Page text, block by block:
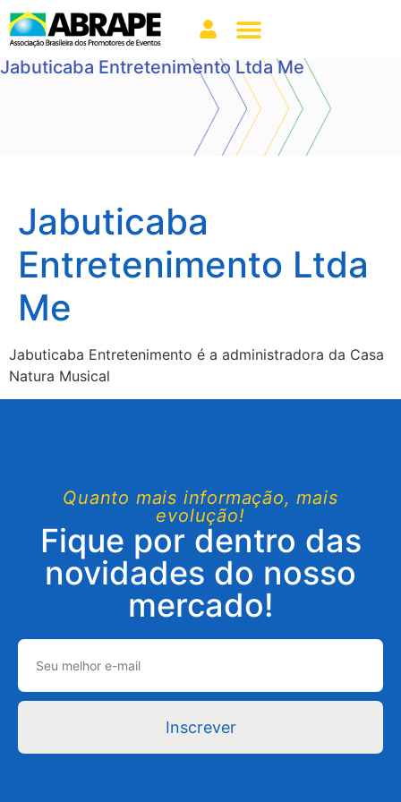
Jabuticaba Entretenimento Ltda Me
Jabuticaba
Entretenimento Ltda
Me
Jabuticaba Entretenimento é a administradora da Casa
Natura Musical
Quanto mais informação, mais
evolução!
Fique por dentro das
novidades do nosso
mercado!
Inscrever